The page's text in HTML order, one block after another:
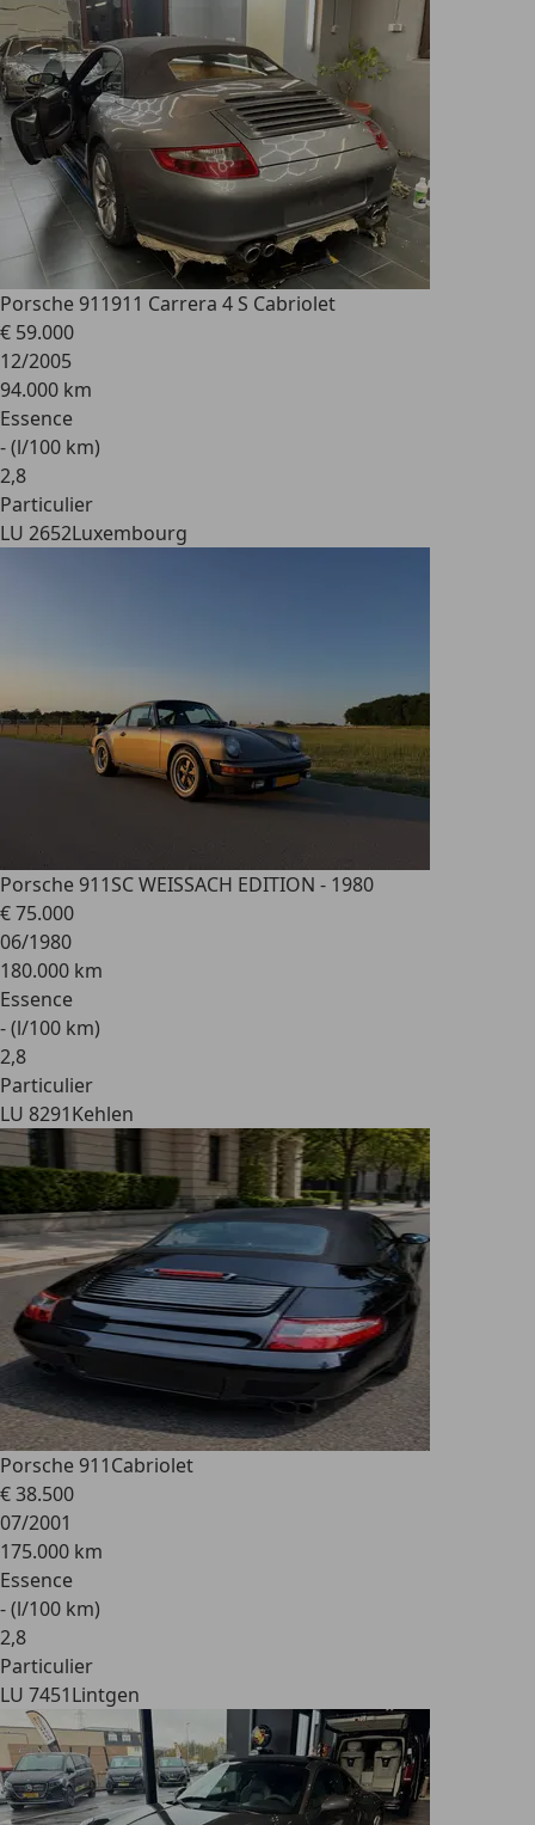
Porsche 911911 Carrera 4 S Cabriolet
€ 59.000
12/2005
94.000 km
Essence
- (l/100 km)
2,8
Particulier
LU 2652Luxembourg
Porsche 911SC WEISSACH EDITION - 1980
€ 75.000
06/1980
180.000 km
Essence
- (l/100 km)
2,8
Particulier
LU 8291Kehlen
Porsche 911Cabriolet
€ 38.500
07/2001
175.000 km
Essence
- (l/100 km)
2,8
Particulier
LU 7451Lintgen